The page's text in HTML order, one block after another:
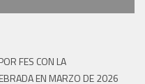
FES CON LA
EN MARZO DE 2026